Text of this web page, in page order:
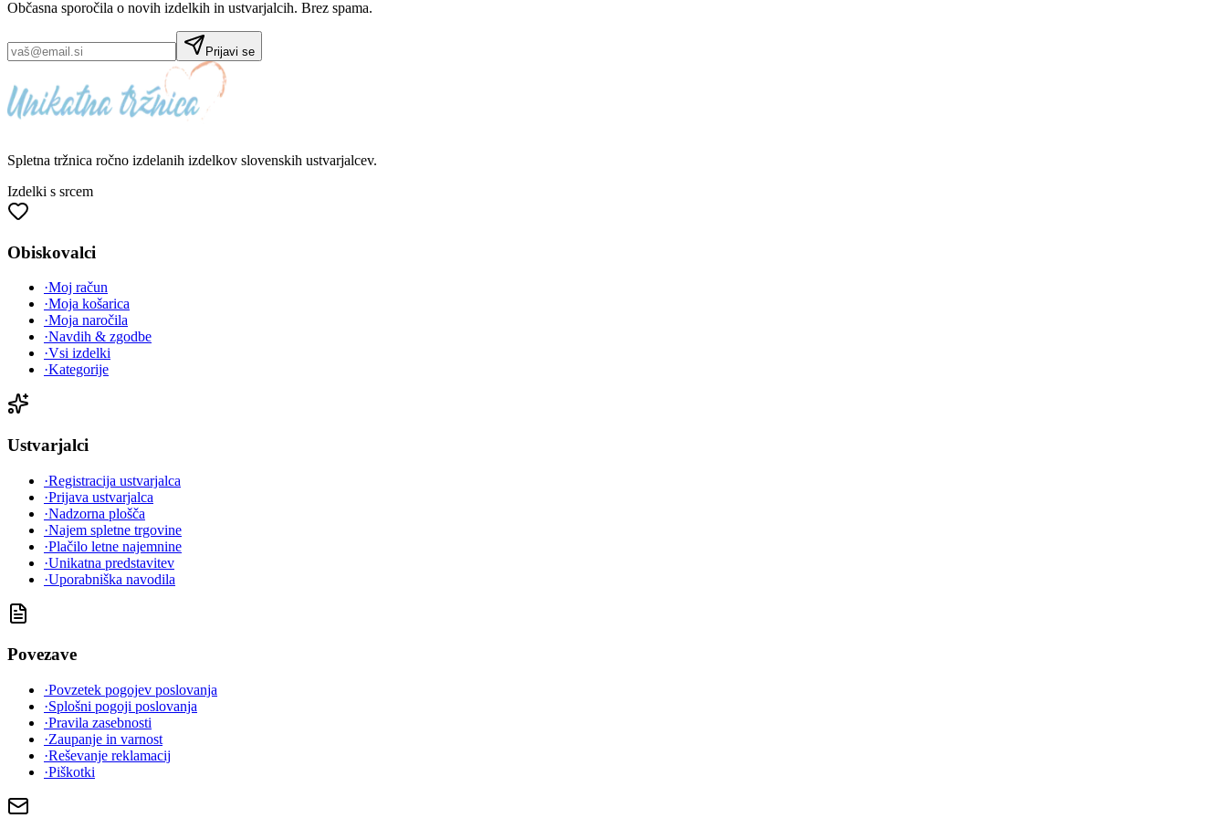
Občasna sporočila o novih izdelkih in ustvarjalcih. Brez spama.
Prijavi se
Spletna tržnica ročno izdelanih izdelkov slovenskih ustvarjalcev.
Izdelki s srcem
Obiskovalci
·Moj račun
·Moja košarica
·Moja naročila
·Navdih & zgodbe
·Vsi izdelki
·Kategorije
Ustvarjalci
·Registracija ustvarjalca
·Prijava ustvarjalca
·Nadzorna plošča
·Najem spletne trgovine
·Plačilo letne najemnine
·Unikatna predstavitev
·Uporabniška navodila
Povezave
·Povzetek pogojev poslovanja
·Splošni pogoji poslovanja
·Pravila zasebnosti
·Zaupanje in varnost
·Reševanje reklamacij
·Piškotki